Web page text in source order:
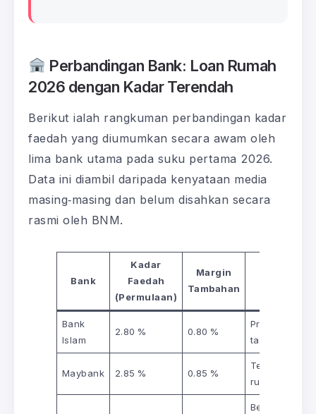
Perbandingan Bank: Loan Rumah
2026 dengan Kadar Terendah
Berikut ialah rangkuman perbandingan kadar
faedah yang diumumkan secara awam oleh
lima bank utama pada suku pertama 2026.
Data ini diambil daripada kenyataan media
masing‑masing dan belum disahkan secara
rasmi oleh BNM.
Bank
Kadar
Faedah
(Permulaan)
Margin
Tambahan
Bank
Islam
2.80 % 0.80 %
Promosi 5
tahun
Maybank 2.85 % 0.85 %
Terhad
rumah
Berpatutan